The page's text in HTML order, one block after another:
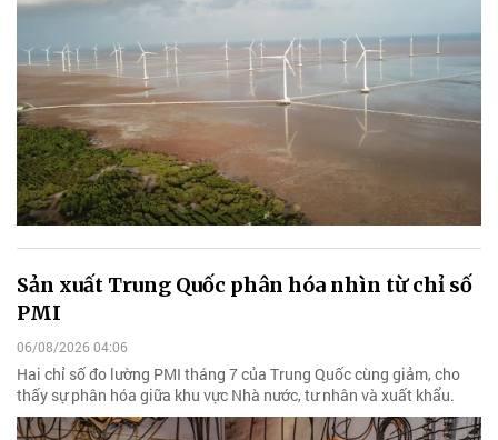
Sản xuất Trung Quốc phân hóa nhìn từ chỉ số
PMI
06/08/2026 04:06
Hai chỉ số đo lường PMI tháng 7 của Trung Quốc cùng giảm, cho
thấy sự phân hóa giữa khu vực Nhà nước, tư nhân và xuất khẩu.